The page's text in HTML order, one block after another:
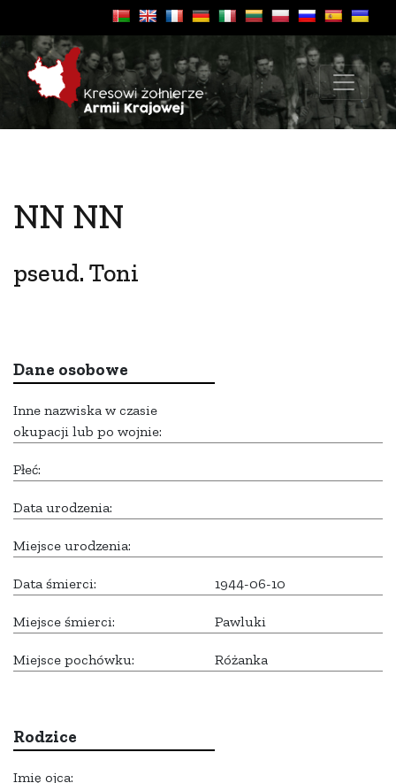
NN NN
pseud. Toni
Dane osobowe
Inne nazwiska w czasie
okupacji lub po wojnie:
Płeć:
Data urodzenia:
Miejsce urodzenia:
Data śmierci: 1944-06-10
Miejsce śmierci: Pawluki
Miejsce pochówku: Różanka
Rodzice
Imię ojca: